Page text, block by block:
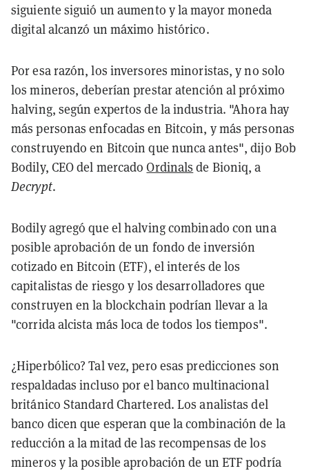
siguiente siguió un aumento y la mayor moneda
digital alcanzó un máximo histórico.
Por esa razón, los inversores minoristas, y no solo
los mineros, deberían prestar atención al próximo
halving, según expertos de la industria. "Ahora hay
más personas enfocadas en Bitcoin, y más personas
construyendo en Bitcoin que nunca antes", dijo Bob
Bodily, CEO del mercadoOrdinals de Bioniq, a
Decrypt.
Bodily agregó que el halving combinado con una
posible aprobación de un fondo de inversión
cotizado en Bitcoin (ETF), el interés de los
capitalistas de riesgo y los desarrolladores que
construyen en la blockchain podrían llevar a la
"corrida alcista más loca de todos los tiempos".
¿Hiperbólico? Tal vez, pero esas predicciones son
respaldadas incluso por el banco multinacional
británico Standard Chartered. Los analistas del
banco dicen que esperan que la combinación de la
reducción a la mitad de las recompensas de los
mineros y la posible aprobación de un ETF podría